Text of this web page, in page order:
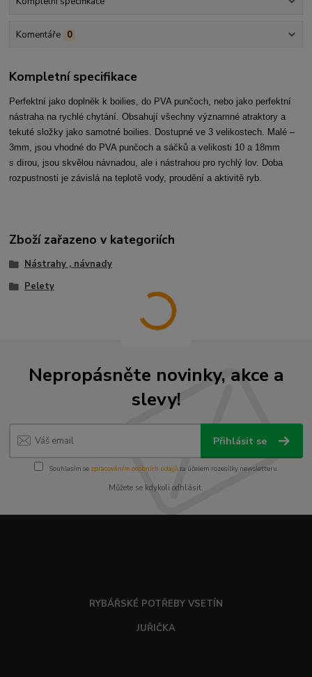
Komentáře 0
Kompletní specifikace
Perfektní jako doplněk k boilies, do PVA punčoch, nebo jako perfektní
nástraha na rychlé chytání. Obsahují všechny významné atraktory a
tekuté složky jako samotné boilies. Dostupné ve 3 velikostech. Malé –
3mm, jsou vhodné do PVA punčoch a sáčků a velikosti 10 a 18mm
s dírou, jsou skvělou návnadou, ale i nástrahou pro rychlý lov. Doba
rozpustnosti je závislá na teplotě vody, proudění a aktivitě ryb.
Zboží zařazeno v kategoriích
Nástrahy , návnady
Pelety
Nepropásněte novinky, akce a
slevy!
Přihlásit se
Souhlasím se zpracováním osobních údajůza účelem rozesílky newsletteru.
Můžete se kdykoli odhlásit.
RYBÁŘSKÉ POTŘEBY VSETÍN
JUŘIČKA